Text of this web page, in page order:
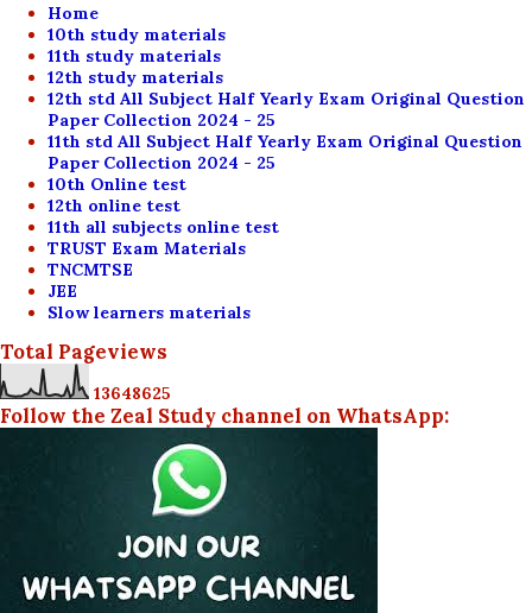
Home
10th study materials
11th study materials
12th study materials
12th std All Subject Half Yearly Exam Original Question
Paper Collection 2024 - 25
11th std All Subject Half Yearly Exam Original Question
Paper Collection 2024 - 25
10th Online test
12th online test
11th all subjects online test
TRUST Exam Materials
TNCMTSE
JEE
Slow learners materials
Total Pageviews
13648625
Follow the Zeal Study channel on WhatsApp: